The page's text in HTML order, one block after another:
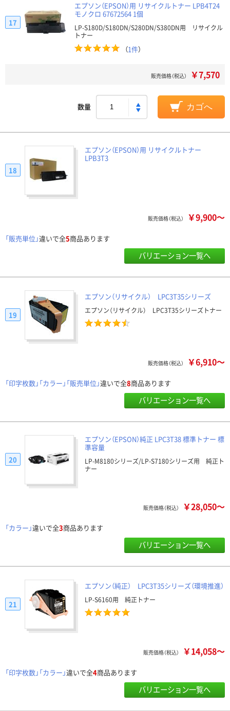
エプソン（EPSON）用 リサイクルトナー LPB4T24
モノクロ 67672564 1個
LP-S180D/S180DN/S280DN/S380DN用 リサイクル
トナー
（1件）
17
販売価格（税込） ￥7,570
数量 カゴへ
エプソン（EPSON）用 リサイクルトナー
LPB3T3
18
販売価格（税込） ￥9,900～
「販売単位」違いで全5商品あります
バリエーション一覧へ
エプソン（リサイクル） LPC3T35シリーズ
エプソン（リサイクル） LPC3T35シリーズトナー
19
販売価格（税込） ￥6,910～
「印字枚数」「カラー」「販売単位」違いで全8商品あります
バリエーション一覧へ
エプソン（EPSON）純正 LPC3T38 標準トナー 標
準容量
LP-M8180シリーズ/LP-S7180シリーズ用 純正ト
ナー
20
販売価格（税込） ￥28,050～
「カラー」違いで全3商品あります
バリエーション一覧へ
エプソン（純正） LPC3T35シリーズ（環境推進）
LP-S6160用 純正トナー
21
販売価格（税込） ￥14,058～
「印字枚数」「カラー」違いで全4商品あります
バリエーション一覧へ